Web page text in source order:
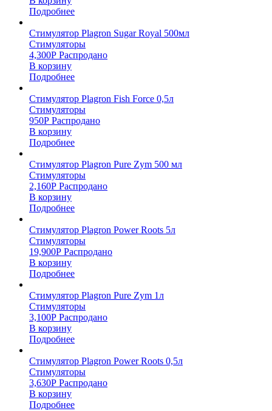
Подробнее
Стимулятор Plagron Sugar Royal 500мл
Стимуляторы
4,300Р Распродано
В корзину
Подробнее
Стимулятор Plagron Fish Force 0,5л
Стимуляторы
950Р Распродано
В корзину
Подробнее
Стимулятор Plagron Pure Zym 500 мл
Стимуляторы
2,160Р Распродано
В корзину
Подробнее
Стимулятор Plagron Power Roots 5л
Стимуляторы
19,900Р Распродано
В корзину
Подробнее
Стимулятор Plagron Pure Zym 1л
Стимуляторы
3,100Р Распродано
В корзину
Подробнее
Стимулятор Plagron Power Roots 0,5л
Стимуляторы
3,630Р Распродано
В корзину
Подробнее